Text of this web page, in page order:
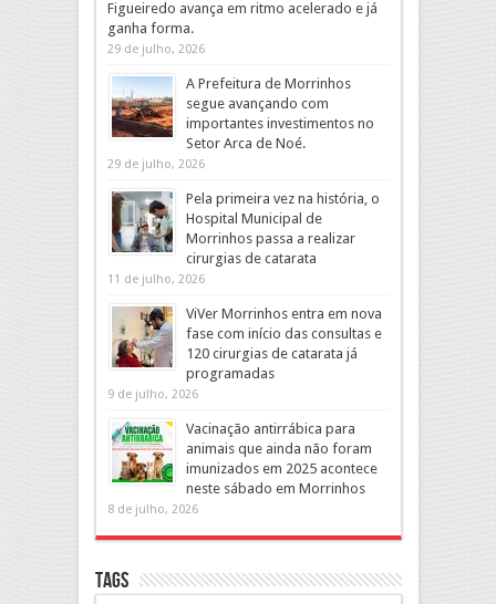
Figueiredo avança em ritmo acelerado e já
ganha forma.
29 de julho, 2026
A Prefeitura de Morrinhos
segue avançando com
importantes investimentos no
Setor Arca de Noé.
29 de julho, 2026
Pela primeira vez na história, o
Hospital Municipal de
Morrinhos passa a realizar
cirurgias de catarata
11 de julho, 2026
ViVer Morrinhos entra em nova
fase com início das consultas e
120 cirurgias de catarata já
programadas
9 de julho, 2026
Vacinação antirrábica para
animais que ainda não foram
imunizados em 2025 acontece
neste sábado em Morrinhos
8 de julho, 2026
Tags